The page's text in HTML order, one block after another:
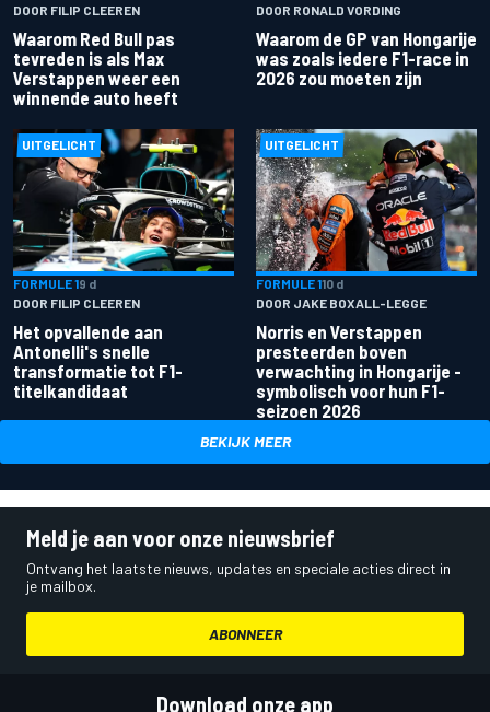
DOOR FILIP CLEEREN
Waarom Red Bull pas
tevreden is als Max
Verstappen weer een
winnende auto heeft
DOOR RONALD VORDING
Waarom de GP van Hongarije
was zoals iedere F1-race in
2026 zou moeten zijn
UITGELICHT
FORMULE 19 d
DOOR FILIP CLEEREN
Het opvallende aan
Antonelli's snelle
transformatie tot F1-
titelkandidaat
UITGELICHT
FORMULE 110 d
DOOR JAKE BOXALL-LEGGE
Norris en Verstappen
presteerden boven
verwachting in Hongarije -
symbolisch voor hun F1-
seizoen 2026
BEKIJK MEER
Meld je aan voor onze nieuwsbrief
Ontvang het laatste nieuws, updates en speciale acties direct in
je mailbox.
ABONNEER
Download onze app